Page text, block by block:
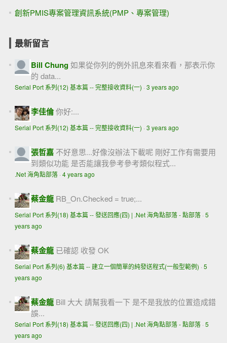
創新PMIS專案管理資訊系統(PMP、專案管理)
最新留言
Bill Chung如果從你列的例外訊息來看來看，那表示你
的 data...
Serial Port 系列(12) 基本篇 -- 完整接收資料(一) · 3 years ago
李佳倫你好:...
Serial Port 系列(12) 基本篇 -- 完整接收資料(一) · 3 years ago
張哲嘉 不好意思...好像沒辦法下載呢 剛好工作有需要用
到類似功能 是否能讓我參考參考類似程式...
.Net 海角點部落· 4 years ago
蔡金龍 RB_On.Checked = true;...
Serial Port 系列(18) 基本篇 -- 發送回應(四) | .Net 海角點部落 - 點部落· 5
years ago
蔡金龍 已確認 收發 OK
Serial Port 系列(6) 基本篇 -- 建立一個簡單的純發送程式(一般型範例) · 5
years ago
蔡金龍 Bill 大大 請幫我看一下 是不是我放的位置造成錯
誤...
Serial Port 系列(18) 基本篇 -- 發送回應(四) | .Net 海角點部落 - 點部落· 5
years ago